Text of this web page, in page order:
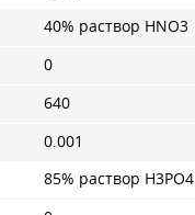
40% раствор HNO3
0
640
0.001
85% раствор H3PO4